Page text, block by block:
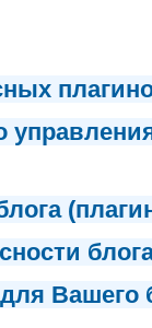
Вашего